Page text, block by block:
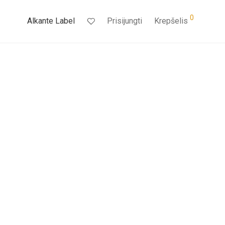
Alkante Label Prisijungti Krepšelis 0